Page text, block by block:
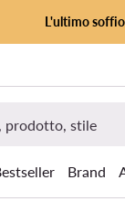
L'ultimo
Brand